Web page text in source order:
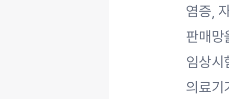
염증,
판매망
임상시
의료기